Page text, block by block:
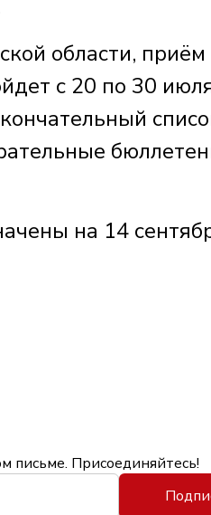
области, приём
с 20 по 30
на 14
письме. Присоединяйтесь!